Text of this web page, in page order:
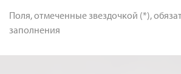
Поля, отмеченные звездочкой (*),
заполнения